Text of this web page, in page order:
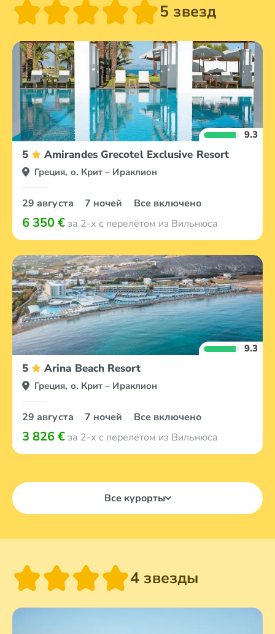
5 звезд
9.3
5 Amirandes Grecotel Exclusive Resort
Греция, о. Крит – Ираклион
29 августа 7 ночей Все включено
6 350 € за 2-х с перелётом из Вильнюса
9.3
5 Arina Beach Resort
Греция, о. Крит – Ираклион
29 августа 7 ночей Все включено
3 826 € за 2-х с перелётом из Вильнюса
Все курорты
4 звезды